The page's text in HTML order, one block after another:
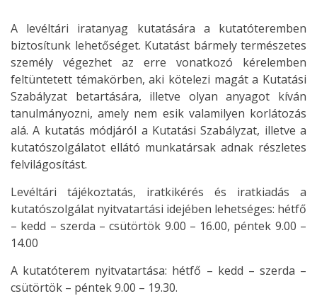
A levéltári iratanyag kutatására a kutatóteremben
biztosítunk lehetőséget. Kutatást bármely természetes
személy végezhet az erre vonatkozó kérelemben
feltüntetett témakörben, aki kötelezi magát a Kutatási
Szabályzat betartására, illetve olyan anyagot kíván
tanulmányozni, amely nem esik valamilyen korlátozás
alá. A kutatás módjáról a Kutatási Szabályzat, illetve a
kutatószolgálatot ellátó munkatársak adnak részletes
felvilágosítást.
Levéltári tájékoztatás, iratkikérés és iratkiadás a
kutatószolgálat nyitvatartási idejében lehetséges: hétfő
– kedd – szerda – csütörtök 9.00 – 16.00, péntek 9.00 –
14.00
A kutatóterem nyitvatartása: hétfő – kedd – szerda –
csütörtök – péntek 9.00 – 19.30.